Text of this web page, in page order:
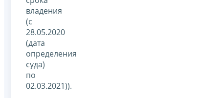
владения
(с
28.05.2020
(дата
определения
суда)
по
02.03.2021)).